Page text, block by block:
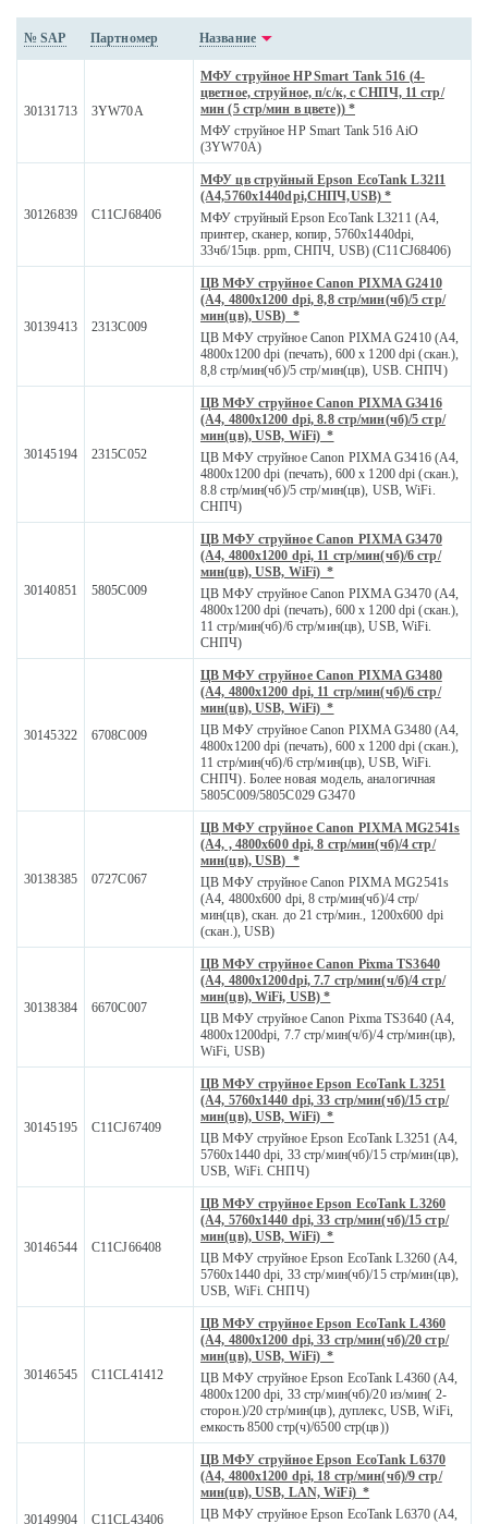
№ SAP Партномер Название
30131713 3YW70A
МФУ струйное HP Smart Tank 516 (4-
цветное, струйное, п/с/к, с СНПЧ, 11 стр/
мин (5 стр/мин в цвете)) *
МФУ струйное HP Smart Tank 516 AiO
(3YW70A)
30126839 C11CJ68406
МФУ цв струйный Epson EcoTank L3211
(А4,5760х1440dpi,СНПЧ,USB) *
МФУ струйный Epson EcoTank L3211 (A4,
принтер, сканер, копир, 5760x1440dpi,
33чб/15цв. ppm, СНПЧ, USB) (C11CJ68406)
30139413 2313C009
ЦВ МФУ струйное Canon PIXMA G2410
(A4, 4800x1200 dpi, 8,8 стр/мин(чб)/5 стр/
мин(цв), USB) *
ЦВ МФУ струйное Canon PIXMA G2410 (A4,
4800x1200 dpi (печать), 600 x 1200 dpi (скан.),
8,8 стр/мин(чб)/5 стр/мин(цв), USB. СНПЧ)
30145194 2315C052
ЦВ МФУ струйное Canon PIXMA G3416
(A4, 4800x1200 dpi, 8.8 стр/мин(чб)/5 стр/
мин(цв), USB, WiFi) *
ЦВ МФУ струйное Canon PIXMA G3416 (A4,
4800x1200 dpi (печать), 600 x 1200 dpi (скан.),
8.8 стр/мин(чб)/5 стр/мин(цв), USB, WiFi.
СНПЧ)
30140851 5805C009
ЦВ МФУ струйное Canon PIXMA G3470
(A4, 4800x1200 dpi, 11 стр/мин(чб)/6 стр/
мин(цв), USB, WiFi) *
ЦВ МФУ струйное Canon PIXMA G3470 (A4,
4800x1200 dpi (печать), 600 x 1200 dpi (скан.),
11 стр/мин(чб)/6 стр/мин(цв), USB, WiFi.
СНПЧ)
30145322 6708C009
ЦВ МФУ струйное Canon PIXMA G3480
(A4, 4800x1200 dpi, 11 стр/мин(чб)/6 стр/
мин(цв), USB, WiFi) *
ЦВ МФУ струйное Canon PIXMA G3480 (A4,
4800x1200 dpi (печать), 600 x 1200 dpi (скан.),
11 стр/мин(чб)/6 стр/мин(цв), USB, WiFi.
СНПЧ). Более новая модель, аналогичная
5805C009/5805C029 G3470
30138385 0727C067
ЦВ МФУ струйное Canon PIXMA MG2541s
(A4, , 4800x600 dpi, 8 стр/мин(чб)/4 стр/
мин(цв), USB) *
ЦВ МФУ струйное Canon PIXMA MG2541s
(А4, 4800x600 dpi, 8 стр/мин(чб)/4 стр/
мин(цв), скан. до 21 стр/мин., 1200х600 dpi
(скан.), USB)
30138384 6670C007
ЦВ МФУ струйное Canon Pixma TS3640
(А4, 4800х1200dpi, 7.7 стр/мин(ч/б)/4 стр/
мин(цв), WiFi, USB) *
ЦВ МФУ струйное Canon Pixma TS3640 (А4,
4800х1200dpi, 7.7 стр/мин(ч/б)/4 стр/мин(цв),
WiFi, USB)
30145195 C11CJ67409
ЦВ МФУ струйное Epson EcoTank L3251
(A4, 5760x1440 dpi, 33 стр/мин(чб)/15 стр/
мин(цв), USB, WiFi) *
ЦВ МФУ струйное Epson EcoTank L3251 (A4,
5760x1440 dpi, 33 стр/мин(чб)/15 стр/мин(цв),
USB, WiFi. СНПЧ)
30146544 C11CJ66408
ЦВ МФУ струйное Epson EcoTank L3260
(A4, 5760x1440 dpi, 33 стр/мин(чб)/15 стр/
мин(цв), USB, WiFi) *
ЦВ МФУ струйное Epson EcoTank L3260 (A4,
5760x1440 dpi, 33 стр/мин(чб)/15 стр/мин(цв),
USB, WiFi. СНПЧ)
30146545 C11CL41412
ЦВ МФУ струйное Epson EcoTank L4360
(A4, 4800x1200 dpi, 33 стр/мин(чб)/20 стр/
мин(цв), USB, WiFi) *
ЦВ МФУ струйное Epson EcoTank L4360 (A4,
4800x1200 dpi, 33 стр/мин(чб)/20 из/мин( 2-
сторон.)/20 стр/мин(цв), дуплекс, USB, WiFi,
емкость 8500 стр(ч)/6500 стр(цв))
30149904 C11CL43406
ЦВ МФУ струйное Epson EcoTank L6370
(A4, 4800x1200 dpi, 18 стр/мин(чб)/9 стр/
мин(цв), USB, LAN, WiFi) *
ЦВ МФУ струйное Epson EcoTank L6370 (A4,